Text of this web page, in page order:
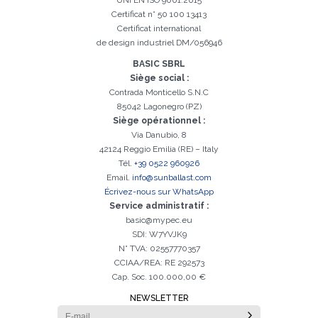
Certificat n° 50 100 13413
Certificat international
de design industriel DM/056946
BASIC SBRL
Siège social :
Contrada Monticello S.N.C
85042 Lagonegro (PZ)
Siège opérationnel :
Via Danubio, 8
42124 Reggio Emilia (RE) – Italy
Tél. +39 0522 960926
Email. info@sunballast.com
Écrivez-nous sur WhatsApp
Service administratif :
basic@mypec.eu
SDI: W7YVJK9
N° TVA: 02557770357
CCIAA/REA: RE 292573
Cap. Soc. 100.000,00 €
NEWSLETTER